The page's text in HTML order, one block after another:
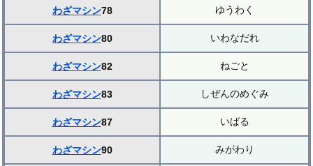
わざマシン78 ゆうわく
わざマシン80 いわなだれ
わざマシン82 ねごと
わざマシン83 しぜんのめぐみ
わざマシン87 いばる
わざマシン90 みがわり